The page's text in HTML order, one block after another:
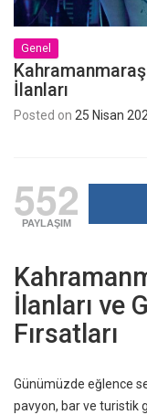
Genel
İlanları
Posted on 25 Nisan
552
PAYLAŞIM
İlanları ve
Fırsatları
Günümüzde eğlence
pavyon, bar ve turistik